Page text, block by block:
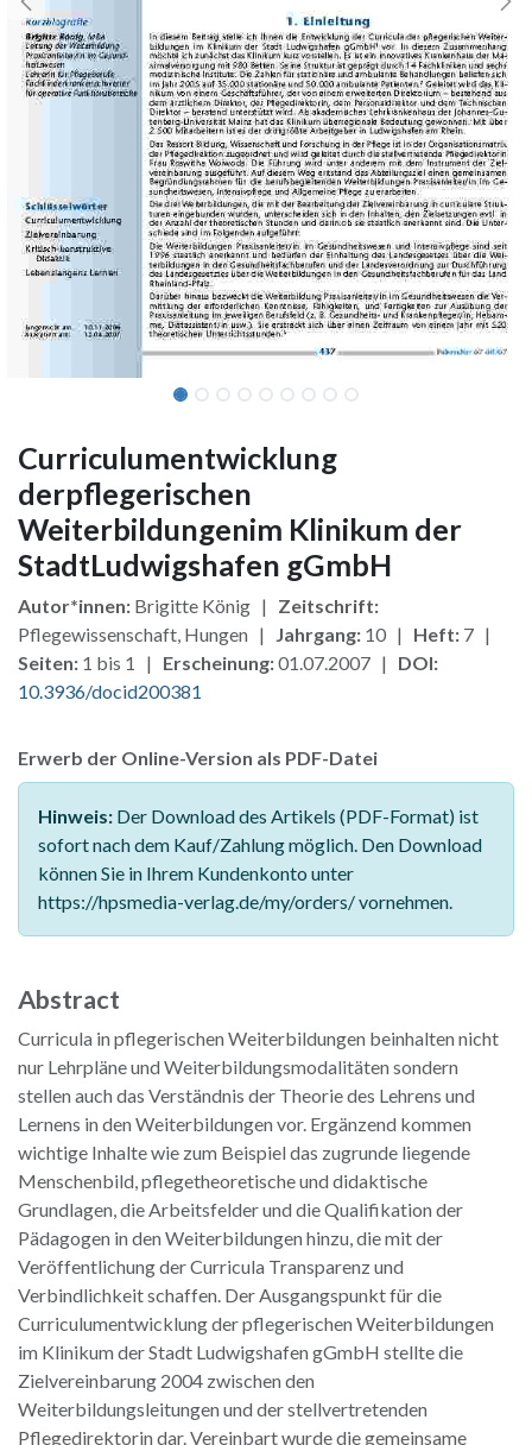
Curriculumentwicklung
derpflegerischen
Weiterbildungenim Klinikum der
StadtLudwigshafen gGmbH
Autor*innen: Brigitte König | Zeitschrift:
Pflegewissenschaft, Hungen | Jahrgang: 10 | Heft: 7 |
Seiten: 1 bis 1 | Erscheinung:01.07.2007 | DOI:
10.3936/docid200381
Erwerb der Online-Version als PDF-Datei
Hinweis: Der Download des Artikels (PDF-Format) ist
sofort nach dem Kauf/Zahlung möglich. Den Download
können Sie in Ihrem Kundenkonto unter
https://hpsmedia-verlag.de/my/orders/ vornehmen.
Abstract
Curricula in pflegerischen Weiterbildungen beinhalten nicht
nur Lehrpläne und Weiterbildungsmodalitäten sondern
stellen auch das Verständnis der Theorie des Lehrens und
Lernens in den Weiterbildungen vor. Ergänzend kommen
wichtige Inhalte wie zum Beispiel das zugrunde liegende
Menschenbild, pflegetheoretische und didaktische
Grundlagen, die Arbeitsfelder und die Qualifikation der
Pädagogen in den Weiterbildungen hinzu, die mit der
Veröffentlichung der Curricula Transparenz und
Verbindlichkeit schaffen. Der Ausgangspunkt für die
Curriculumentwicklung der pflegerischen Weiterbildungen
im Klinikum der Stadt Ludwigshafen gGmbH stellte die
Zielvereinbarung 2004 zwischen den
Weiterbildungsleitungen und der stellvertretenden
Pflegedirektorin dar. Vereinbart wurde die gemeinsame